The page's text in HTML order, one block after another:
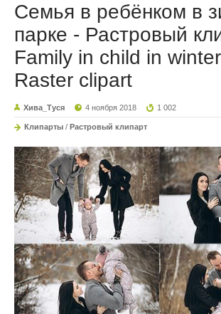
Семья в ребёнком в
парке - Растровый
Family in child in
Raster clipart
Хива_Туся 4 ноября 2018 1 002
Клипарты / Растровый клипарт